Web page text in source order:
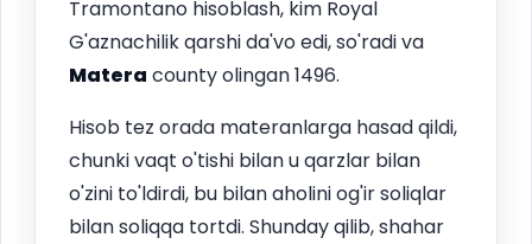
Tramontano hisoblash, kim Royal
G'aznachilik qarshi da'vo edi, so'radi va
Matera county olingan 1496.
Hisob tez orada materanlarga hasad qildi,
chunki vaqt o'tishi bilan u qarzlar bilan
o'zini to'ldirdi, bu bilan aholini og'ir soliqlar
bilan soliqqa tortdi. Shunday qilib, shahar